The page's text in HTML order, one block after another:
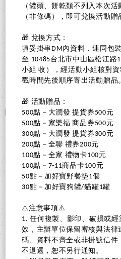
（罐頭、餅乾類不列入本次
（非條碼），即可兌換活動贈
🎁 兌換方式：
填妥掛串DM內資料，連同包
至 10485台北市中山區松江路
小組 收），經活動小組核對
戳時間先後順序寄出活動贈品
🎁 活動贈品：
500點－大潤發 提貨券500元
500點－家樂福 商品券500元
300點－大潤發 提貨券300元
200點－全聯 禮券200元
100點－全家 禮物卡100元
100點－7-11商品卡100元
50點－加好寶野餐墊1個
30點－加好寶狗罐/貓罐1罐
⚠️注意事項⚠️
1. 任何複製、影印、破損或
效，主辦單位保留審核與法律
碼、資料不齊全或非掛號信件
不退還，恕不另行通知。